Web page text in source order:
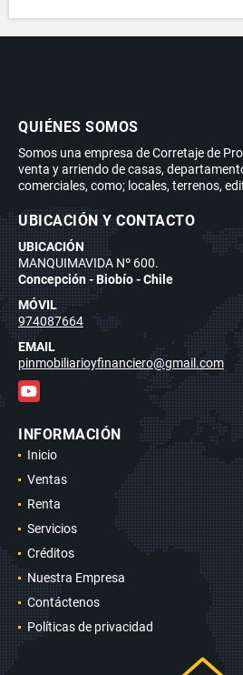
QUIÉNES SOMOS
Somos una empresa de Corretaje de
venta y arriendo de casas,
comerciales, como; locales, terrenos,
UBICACIÓN Y CONTACTO
UBICACIÓN
MANQUIMAVIDA Nº 600.
Concepción - Biobío - Chile
MÓVIL
974087664
EMAIL
pinmobiliarioyfinanciero@gmail.com
YouTube
INFORMACIÓN
Inicio
Ventas
Renta
Servicios
Créditos
Nuestra Empresa
Contáctenos
Políticas de privacidad